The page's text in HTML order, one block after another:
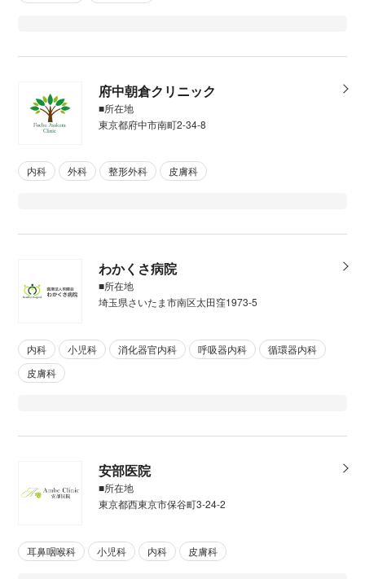
府中朝倉クリニック
■所在地
東京都府中市南町2-34-8
内科 外科 整形外科 皮膚科
わかくさ病院
■所在地
埼玉県さいたま市南区太田窪1973-5
内科 小児科 消化器官内科 呼吸器内科
循環器内科
皮膚科
安部医院
■所在地
東京都西東京市保谷町3-24-2
耳鼻咽喉科 小児科 内科 皮膚科